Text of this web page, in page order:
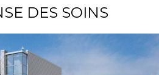
DES SOINS